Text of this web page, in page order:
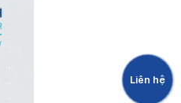
Liên hệ